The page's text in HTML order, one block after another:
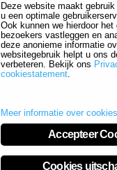
Deze website maakt
u een optimale
Ook kunnen we hierdoor het
bezoekers vastleggen en
deze anonieme informatie
websitegebruik helpt u ons
verbeteren. Bekijk ons
cookiestatement.
Meer informatie over cookies
Accepteer
Cookies